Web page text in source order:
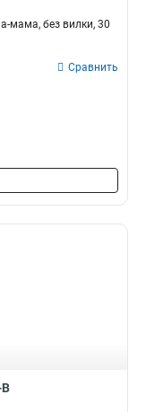
мама, без вилки, 30
Сравнить